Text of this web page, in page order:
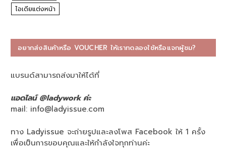
ไอเดียแต่งหน้า
อยากส่งสินค้าหรือ VOUCHER ให้เราทดลองใช้หรือแจกผู้ชม?
แบรนด์สามารถส่งมาให้ได้ที่
แอดไลน์ @ladywork ค่ะ
mail: info@ladyissue.com
ทาง Ladyissue จะถ่ายรูปและลงโพส Facebook ให้ 1 ครั้ง
เพื่อเป็นการขอบคุณและให้กำลังใจทุกท่านค่ะ